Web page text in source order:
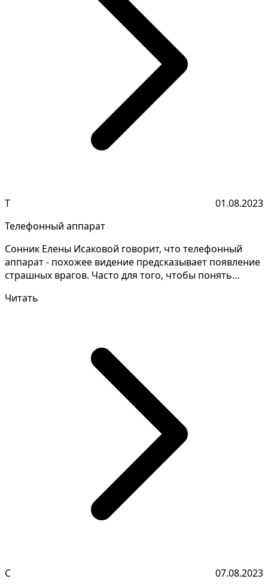
Т
01.08.2023
Телефонный аппарат
Сонник Елены Исаковой говорит, что телефонный
аппарат - похожее видение предсказывает появление
страшных врагов. Часто для того, чтобы понять
Читать
С 07.08.2023